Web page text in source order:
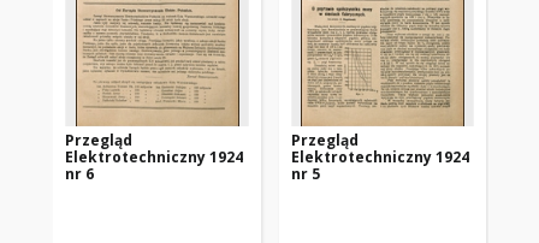
Przegląd
Elektrotechniczny 1924
nr 6
Przegląd
Elektrotechniczny 1924
nr 5